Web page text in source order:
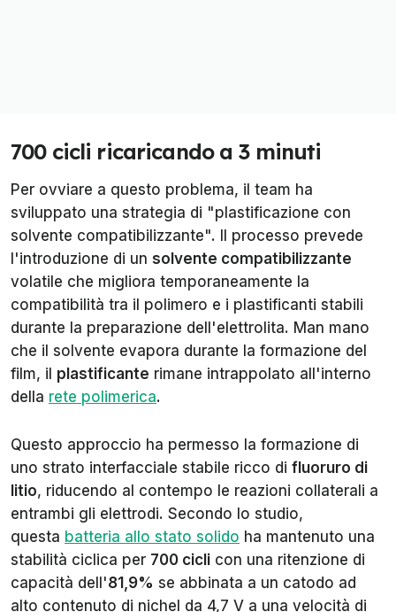
700 cicli ricaricando a 3 minuti
Per ovviare a questo problema, il team ha
sviluppato una strategia di "plastificazione con
solvente compatibilizzante". Il processo prevede
l'introduzione di un solvente compatibilizzante
volatile che migliora temporaneamente la
compatibilità tra il polimero e i plastificanti stabili
durante la preparazione dell'elettrolita. Man mano
che il solvente evapora durante la formazione del
film, il plastificante rimane intrappolato all'interno
della rete polimerica.
Questo approccio ha permesso la formazione di
uno strato interfacciale stabile ricco di fluoruro di
litio, riducendo al contempo le reazioni collaterali a
entrambi gli elettrodi. Secondo lo studio,
questa batteria allo stato solido ha mantenuto una
stabilità ciclica per 700 cicli con una ritenzione di
capacità dell'81,9% se abbinata a un catodo ad
alto contenuto di nichel da 4,7 V a una velocità di